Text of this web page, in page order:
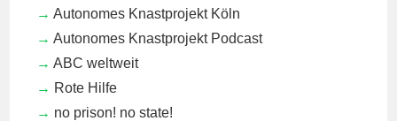
Autonomes Knastprojekt Köln
Autonomes Knastprojekt Podcast
ABC weltweit
Rote Hilfe
no prison! no state!